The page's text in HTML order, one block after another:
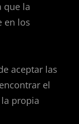
que la
en los
aceptar las
el
propia